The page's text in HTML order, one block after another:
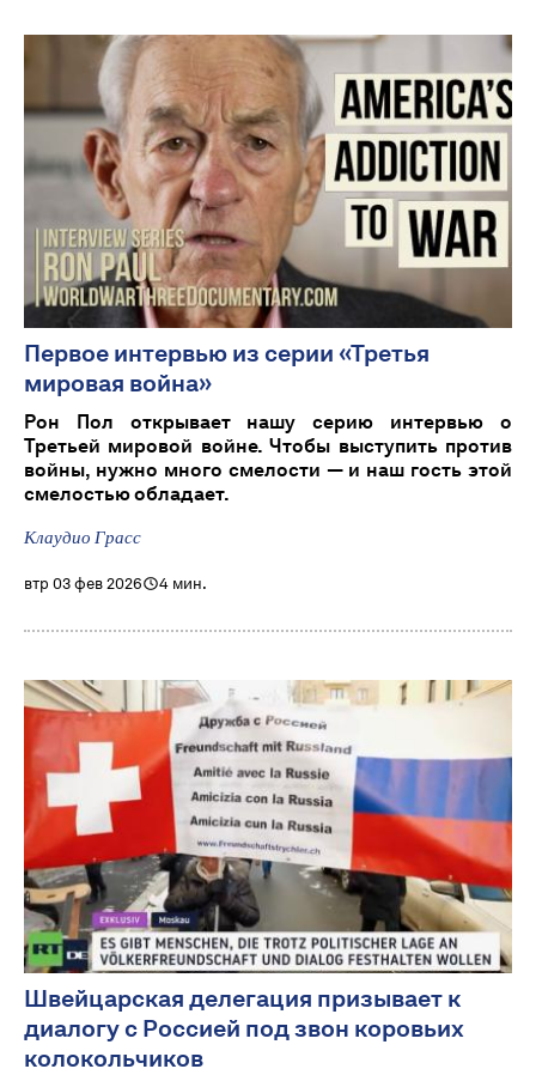
Первое интервью из серии «Третья
мировая война»
Рон Пол открывает нашу серию интервью о
Третьей мировой войне. Чтобы выступить против
войны, нужно много смелости — и наш гость этой
смелостью обладает.
Клаудио Грасс
втр 03 фев 2026 4 мин.
Швейцарская делегация призывает к
диалогу с Россией под звон коровьих
колокольчиков